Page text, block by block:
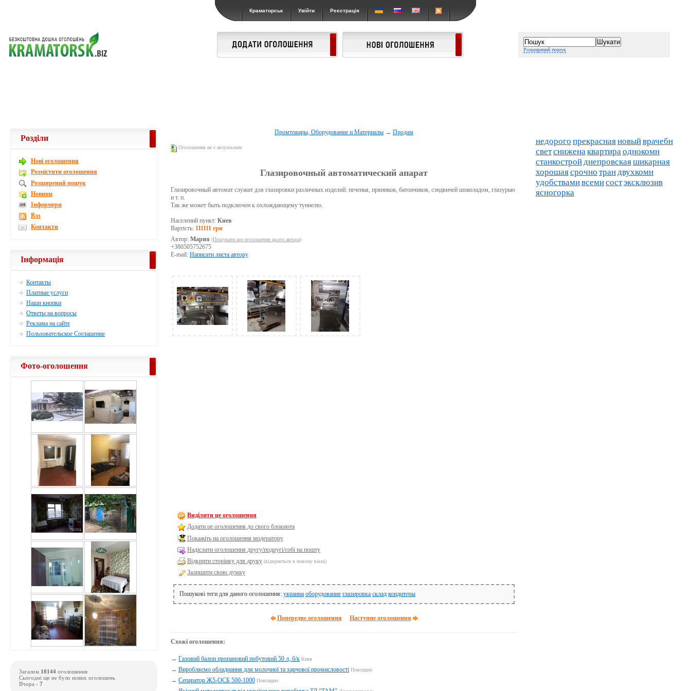
Краматорськ Увійти Реєстрація
Розширений пошук
Промтовары, Оборудование и Материалы →Продам
Оголошення не є актуальним
Глазировочный автоматический апарат
Глазировочный автомат служит для глазировки различных изделий: печенья, пряников, батончиков, сэндвичей шоколадом, глазурью
и т. п.
Так же может быть подключен к охлождающему туннелю.
Населений пункт: Киев
Вартість: 111111 грн
Автор: Мария (Пошукати ще оголошення цього автора)
+380505752675
E-mail: Написати листа автору
Виділити це оголошення
Додати це оголошення до свого блокнота
Покажіть на оголошення модератору
Надіслати оголошення другу/подругі/собі на пошту
Відкрити сторінку для друку (відкриється в новому вікні)
Залишити свою думку
Пошукові теги для даного оголошення: украина оборудование глазировка склад кондитеры
Попереднє оголошення Наступне оголошення
Схожі оголошення:
→ Газовий балон пропановий побутовий 50 л, б/к Киев
→ Виробляємо обладнання для молочної та харчової промисловості Повсюдно
→ Сепаратор Ж5-ОСБ 500-1000 Повсюдно
Розділи
Новi оголошення
Розмістити оголошення
Розширений пошук
Новини
Інформери
Rss
Контакти
Інформація
Контакты
Платные услуги
Наши кнопки
Ответы на вопросы
Реклама на сайте
Пользовательское Соглашение
Фото-оголошення
Загалом 10144 оголошення
Сьогодні ще не було нових оголошень
Вчора - 7
недорого прекраснаяновыйврачебн
светсниженаквартираоднокомн
станкостройднепровскаяшикарная
хорошаясрочно трандвухкомн
удобствамивсемисостэксклюзив
ясногорка